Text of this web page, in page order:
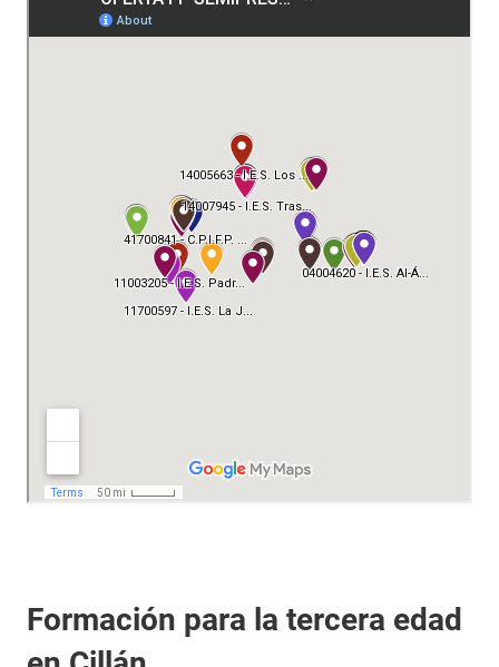
Formación para la tercera edad